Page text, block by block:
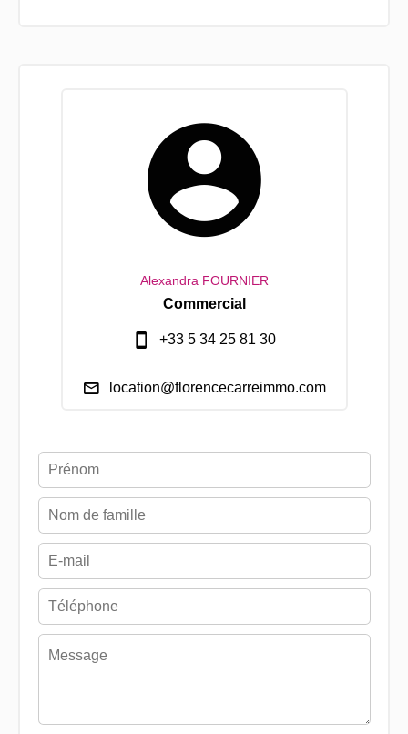
Alexandra FOURNIER
Commercial
+33 5 34 25 81 30
location@florencecarreimmo.com